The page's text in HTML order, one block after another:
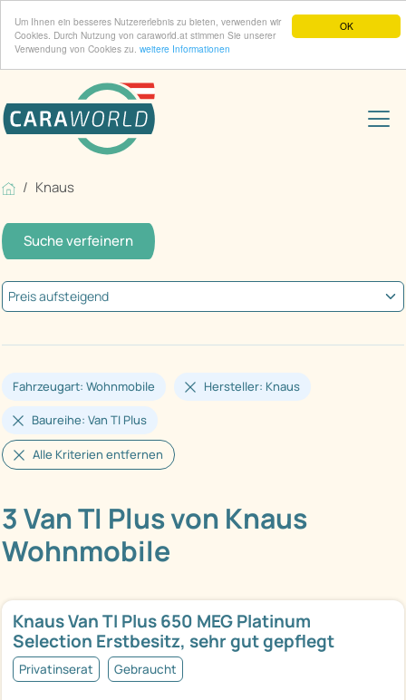
OK
Um Ihnen ein besseres Nutzererlebnis zu bieten, verwenden wir
Cookies. Durch Nutzung von caraworld.at stimmen Sie unserer
Verwendung von Cookies zu. weitere Informationen
Knaus
Suche verfeinern
Fahrzeugart: Wohnmobile Hersteller: Knaus
Baureihe: Van TI Plus
Alle Kriterien entfernen
3 Van TI Plus von Knaus
Wohnmobile
Knaus Van TI Plus 650 MEG Platinum
Selection Erstbesitz, sehr gut gepflegt
Privatinserat Gebraucht